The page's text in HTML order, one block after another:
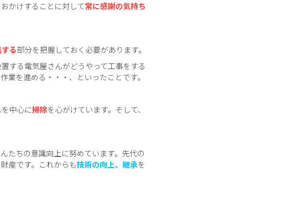
かけすることに対して常に感謝の気持ち
る部分を把握しておく必要があります。
する電気屋さんがどうやって工事をする
業を進める・・・、といったことです。
中心に掃除を心がけています。そして、
たちの意識向上に努めています。先代の
産です。これからも技術の向上、継承を